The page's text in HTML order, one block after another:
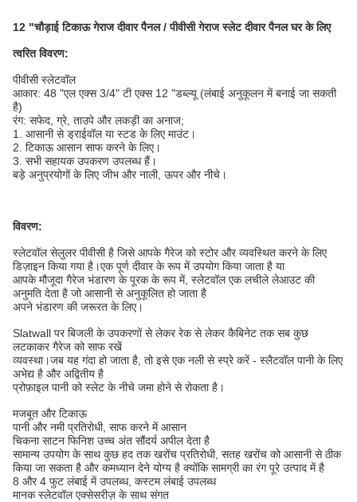
12 "चौड़ाई टिकाऊ गेराज दीवार पैनल / पीवीसी गेराज स्लेट दीवार पैनल घर के लिए
त्वरित विवरण:
पीवीसी स्लेटवॉल
आकार: 48 "एल एक्स 3/4" टी एक्स 12 "डब्ल्यू (लंबाई अनुकूलन में बनाई जा सकती
है)
रंग: सफेद, ग्रे, ताउपे और लकड़ी का अनाज;
1. आसानी से ड्राईवॉल या स्टड के लिए माउंट।
2. टिकाऊ आसान साफ ​​करने के लिए।
3. सभी सहायक उपकरण उपलब्ध हैं।
बड़े अनुप्रयोगों के लिए जीभ और नाली, ऊपर और नीचे।
विवरण:
स्लेटवॉल सेलुलर पीवीसी है जिसे आपके गैरेज को स्टोर और व्यवस्थित करने के लिए
डिज़ाइन किया गया है।एक पूर्ण दीवार के रूप में उपयोग किया जाता है या
आपके मौजूदा गैरेज भंडारण के पूरक के रूप में, स्लेटवॉल एक लचीले लेआउट की
अनुमति देता है जो आसानी से अनुकूलित हो जाता है
अपने भंडारण की जरूरत के लिए।
Slatwall पर बिजली के उपकरणों से लेकर रेक से लेकर कैबिनेट तक सब कुछ
लटकाकर गैरेज को साफ रखें
व्यवस्था।जब यह गंदा हो जाता है, तो इसे एक नली से स्प्रे करें - स्लैटवॉल पानी के लिए
अभेद्य है और अद्वितीय है
प्रोफ़ाइल पानी को स्लेट के नीचे जमा होने से रोकता है।
मजबूत और टिकाऊ
पानी और नमी प्रतिरोधी, साफ करने में आसान
चिकना साटन फिनिश उच्च अंत सौंदर्य अपील देता है
सामान्य उपयोग के साथ कुछ हद तक खरोंच प्रतिरोधी, सतह खरोंच को आसानी से ठीक
किया जा सकता है और कमध्यान देने योग्य है क्योंकि सामग्री का रंग पूरे उत्पाद में है
8 और 4 फुट लंबाई में उपलब्ध, कस्टम लंबाई उपलब्ध
मानक स्लेटवॉल एक्सेसरीज़ के साथ संगत